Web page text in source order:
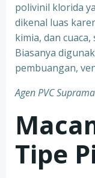
polivinil klorida
dikenal luas
kimia, dan
Biasanya
pembuangan,
Agen PVC
Tipe